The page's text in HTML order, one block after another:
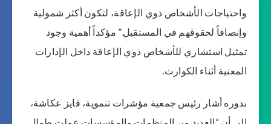
واحتياجات الأشخاص ذوي الإعاقة، لتكون أكثر شمولية
وإنصافاً لحقوقهم في المستقبل.” مؤكداً أهمية وجود
تمثيل استشاري للأشخاص ذوي الإعاقة داخل الإدارات
المعنية أثناء الكوارث.
بدوره أشار رئيس جمعية مؤشرات تنموية، فايز عكاشة،